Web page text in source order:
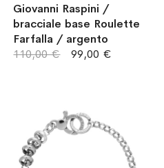
Giovanni Raspini /
bracciale base Roulette
Farfalla / argento
99,00 €
110,00 €